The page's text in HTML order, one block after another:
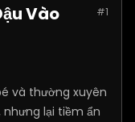
#1
Vào
và thường xuyên
lại tiềm ẩn